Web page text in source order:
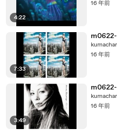
4:22
16 年前
7:33
16 年前
3:49
16 年前